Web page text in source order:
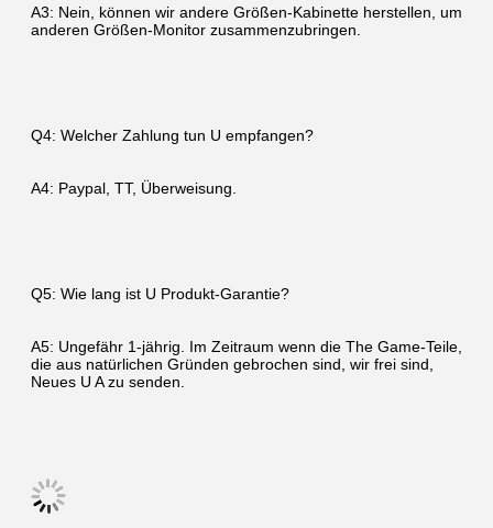
A3: Nein, können wir andere Größen-Kabinette herstellen, um
anderen Größen-Monitor zusammenzubringen.
Q4: Welcher Zahlung tun U empfangen?
A4: Paypal, TT, Überweisung.
Q5: Wie lang ist U Produkt-Garantie?
A5: Ungefähr 1-jährig. Im Zeitraum wenn die The Game-Teile,
die aus natürlichen Gründen gebrochen sind, wir frei sind,
Neues U A zu senden.